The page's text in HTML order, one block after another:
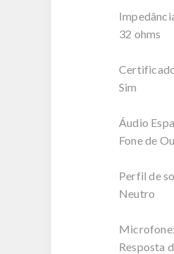
32 ohms
Sim
Áudio
Fone de
Perfil de
Neutro
Microfone:
Resposta